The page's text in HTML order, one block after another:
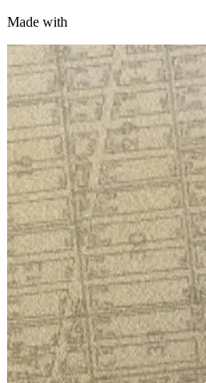
Made with